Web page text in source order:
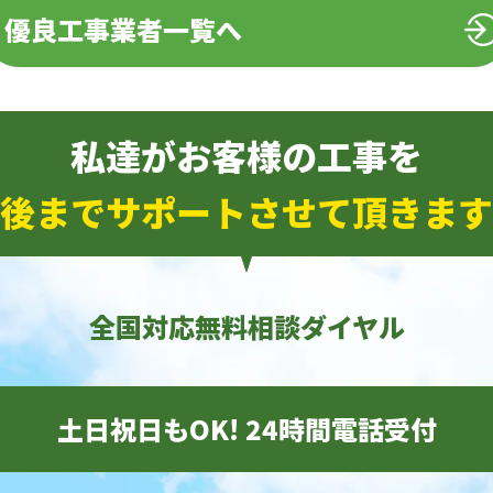
優良工事業者一覧へ
私達がお客様の工事を
までサポートさせて頂きま
全国対応無料相談ダイヤル
土日祝日もOK! 24時間電話受付